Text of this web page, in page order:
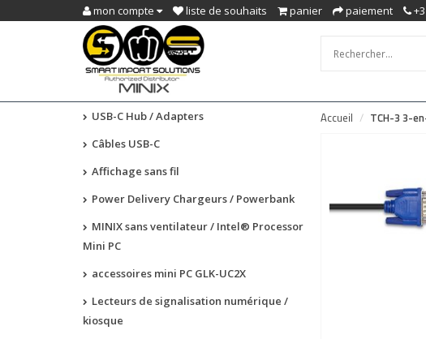
mon compte liste de souhaits panier paiement
USB-C Hub / Adapters
Câbles USB-C
Affichage sans fil
Power Delivery Chargeurs / Powerbank
MINIX sans ventilateur / Intel® Processor
Mini PC
accessoires mini PC GLK-UC2X
Lecteurs de signalisation numérique /
kiosque
Accueil TCH-3 3-